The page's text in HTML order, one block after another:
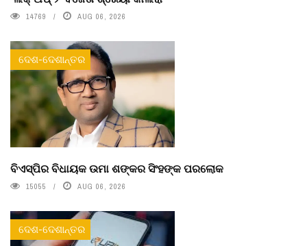
14769 AUG 06, 2026
ଦେଶ-ଦେଶାନ୍ତର
ବିଏସ୍‌ପିର ବିଧାୟକ ଉମା ଶଙ୍କର ସିଂହଙ୍କ ପରଲୋକ
15055 AUG 06, 2026
ଦେଶ-ଦେଶାନ୍ତର